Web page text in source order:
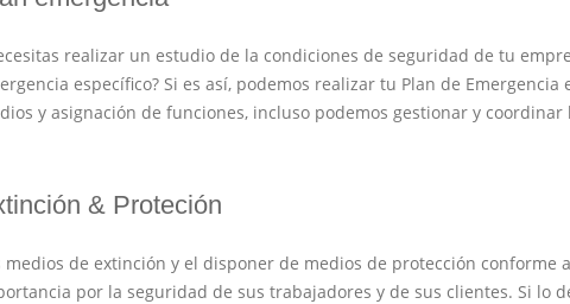
realizar un estudio de la condiciones de seguridad de tu
específico? Si es así, podemos realizar tu Plan de
y asignación de funciones, incluso podemos gestionar y
& Proteción
medios de extinción y el disponer de medios de protección conforme
por la seguridad de sus trabajadores y de sus clientes. Si lo